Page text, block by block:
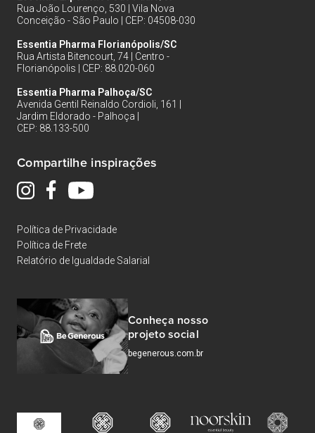
Rua João Lourenço, 530 | Vila Nova
Conceição - São Paulo | CEP: 04508-030
Essentia Pharma Florianópolis/SC
Rua Artista Bitencourt, 74 | Centro -
Florianópolis | CEP: 88.020-060
Essentia Pharma Palhoça/SC
Avenida Gentil Reinaldo Cordioli, 161 |
Jardim Eldorado - Palhoça |
CEP: 88.133-500
Compartilhe inspirações
Política de Privacidade
Política de Frete
Relatório de Igualdade Salarial
Conheça nosso
projeto social
begenerous.com.br